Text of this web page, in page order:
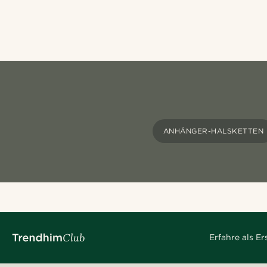
ANHÄNGER-HALSKETTEN
Erfahre als